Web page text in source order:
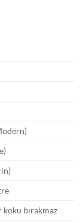
koku bırakmaz